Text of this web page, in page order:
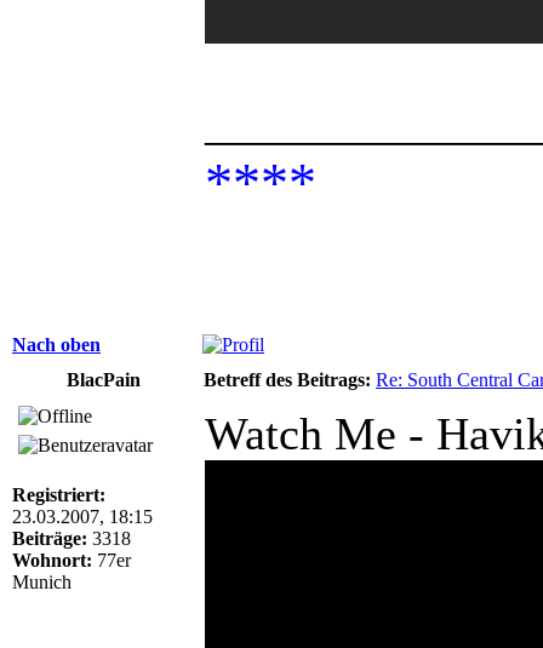
****
Nach oben
BlacPain
Betreff des Beitrags: Re: South Central
Registriert:
23.03.2007, 18:15
Beiträge: 3318
Wohnort: 77er
Munich
Watch Me -